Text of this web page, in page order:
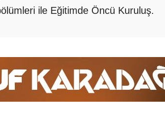
ile Eğitimde Öncü Kuruluş.